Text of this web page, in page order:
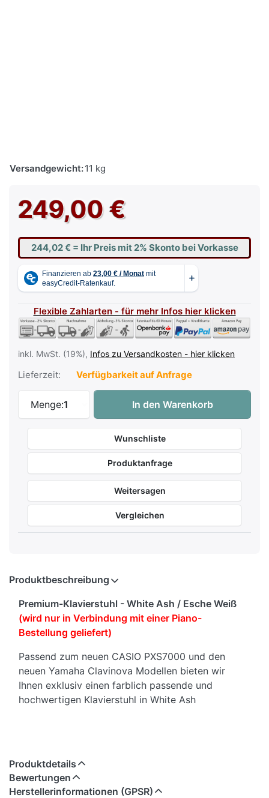
Versandgewicht:11 kg
249,00 €
244,02 € = Ihr Preis mit 2% Skonto bei Vorkasse
Flexible Zahlarten - für mehr Infos hier klicken
inkl. MwSt. (19%), Infos zu Versandkosten - hier klicken
Lieferzeit: Verfügbarkeit auf Anfrage
Menge:1
Premium-Klavierstuhl aus Europa mit
In den Warenkorb
Wunschliste
Produktanfrage
Weitersagen
Vergleichen
Produktbeschreibung
Premium-Klavierstuhl - White Ash / Esche Weiß
(wird nur in Verbindung mit einer Piano-
Bestellung geliefert)
Passend zum neuen CASIO PXS7000 und den
neuen Yamaha Clavinova Modellen bieten wir
Ihnen exklusiv einen farblich passende und
hochwertigen Klavierstuhl in White Ash
Qualitätsprodukt aus EUROPA
Beine mit Rahmen fest verleimt
Velourpolster in beige (andere Polsterfarben
Produktdetails
Bewertungen
Herstellerinformationen (GPSR)